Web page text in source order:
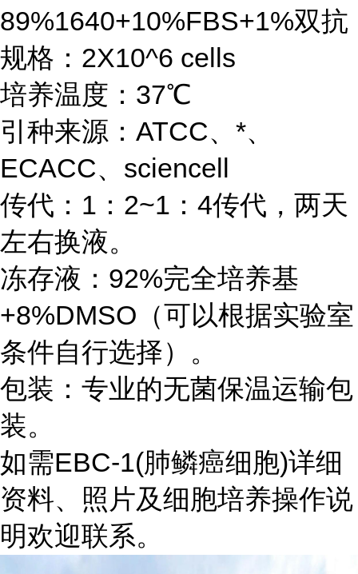
89%1640+10%FBS+1%双抗
规格：2X10^6 cells
培养温度：37℃
引种来源：ATCC、*、
ECACC、sciencell
传代：1：2~1：4传代，两天
左右换液。
冻存液：92%完全培养基
+8%DMSO（可以根据实验室
条件自行选择）。
包装：专业的无菌保温运输包
装。
如需EBC-1(肺鳞癌细胞)详细
资料、照片及细胞培养操作说
明欢迎联系。